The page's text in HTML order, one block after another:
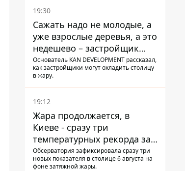
19:30
Сажать надо не молодые, а
уже взрослые деревья, а это
недешево – застройщик
Никонов
Основатель KAN DEVELOPMENT рассказал,
как застройщики могут охладить столицу
в жару.
19:12
Жара продолжается, в
Киеве - сразу три
температурных рекорда за
день
Обсерватория зафиксировала сразу три
новых показателя в столице 6 августа на
фоне затяжной жары.